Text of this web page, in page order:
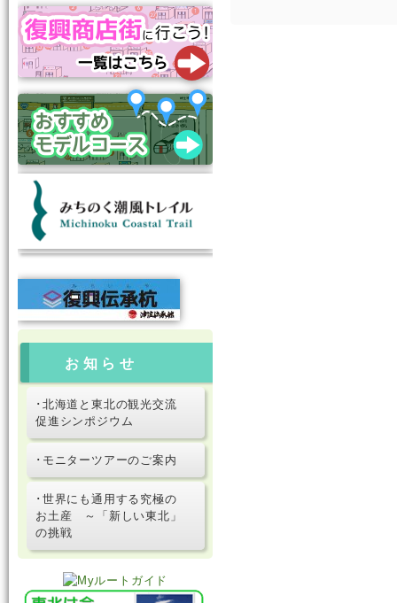
お知らせ
･北海道と東北の観光交流
促進シンポジウム
･モニターツアーのご案内
･世界にも通用する究極の
お土産 ～「新しい東北」
の挑戦